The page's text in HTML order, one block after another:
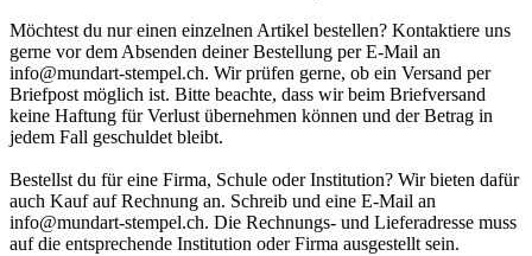
Möchtest du nur einen einzelnen Artikel bestellen? Kontaktiere uns
gerne vor dem Absenden deiner Bestellung per E-Mail an
info@mundart-stempel.ch. Wir prüfen gerne, ob ein Versand per
Briefpost möglich ist. Bitte beachte, dass wir beim Briefversand
keine Haftung für Verlust übernehmen können und der Betrag in
jedem Fall geschuldet bleibt.
Bestellst du für eine Firma, Schule oder Institution? Wir bieten dafür
auch Kauf auf Rechnung an. Schreib und eine E-Mail an
info@mundart-stempel.ch. Die Rechnungs- und Lieferadresse muss
auf die entsprechende Institution oder Firma ausgestellt sein.